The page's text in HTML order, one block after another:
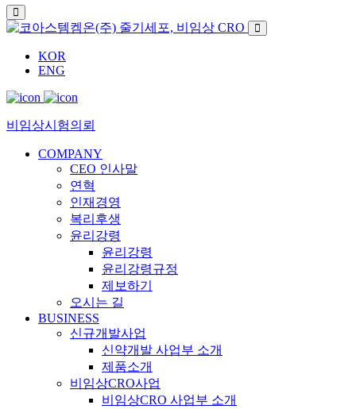
KOR
ENG
비임상시험의뢰
COMPANY
CEO 인사말
연혁
인재경영
복리후생
윤리강령
윤리강령
윤리강령규정
제보하기
오시는 길
BUSINESS
신규개발사업
신약개발 사업부 소개
제품소개
비임상CRO사업
비임상CRO 사업부 소개